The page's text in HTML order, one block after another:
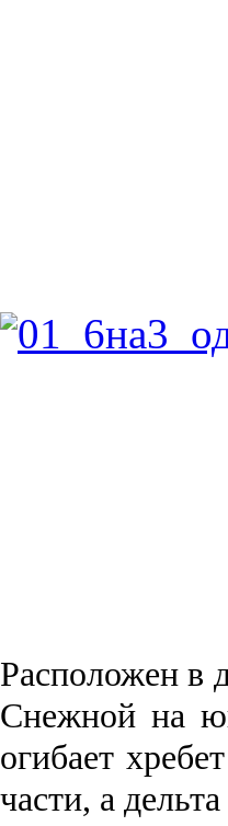
Рас­положен в
Снежной на
огибает
части, а